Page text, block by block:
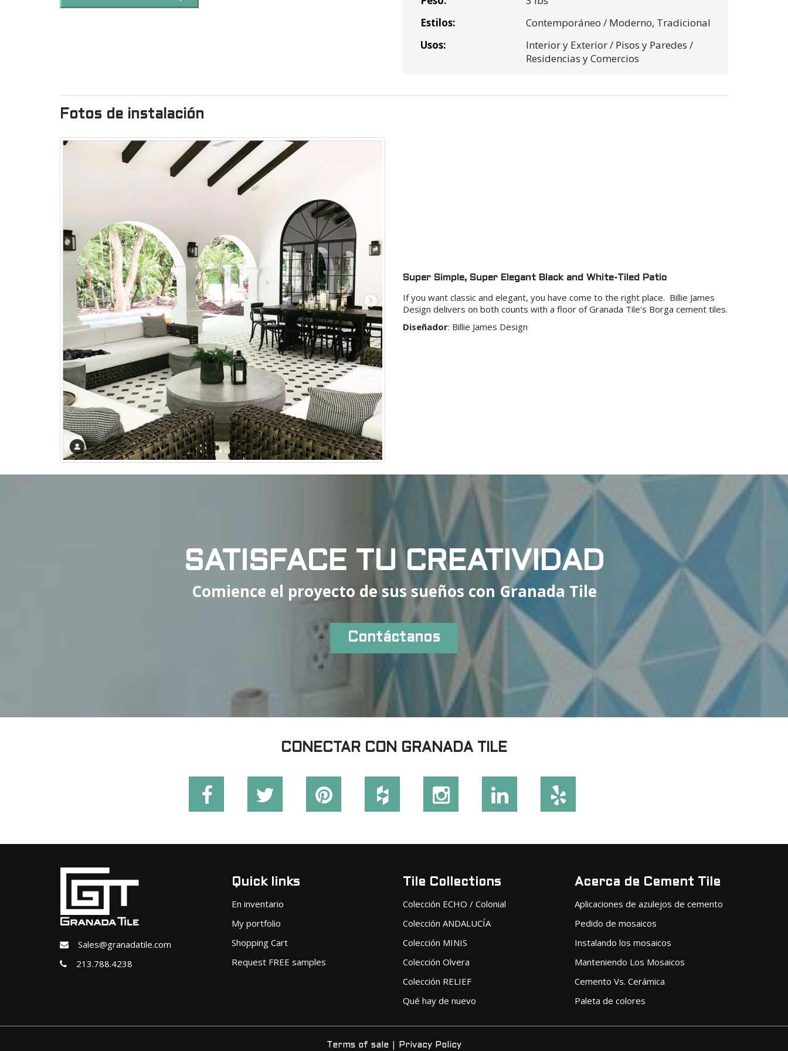
Costo Envio:
Estilos:
Contemporáneo / Moderno, Tradicional
Usos:
Interior y Exterior / Pisos y Paredes /
Residencias y Comercios
Fotos de instalación
Super Simple, Super Elegant Black and White-Tiled Patio
If you want classic and elegant, you have come to the right place. Billie James
Design delivers on both counts with a floor of Granada Tile's Borga cement tiles.
Diseñador: Billie James Design
SATISFACE TU CREATIVIDAD
Comience el proyecto de sus sueños con Granada Tile
Contáctanos
CONECTAR CON GRANADA TILE
Sales@granadatile.com
213.788.4238
Quick links
En inventario
My portfolio
Shopping Cart
Request FREE samples
Tile Collections
Colección ECHO / Colonial
Colección ANDALUCÍA
Colección MINIS
Colección Olvera
Colección RELIEF
Qué hay de nuevo
Acerca de Cement Tile
Aplicaciones de azulejos de cemento
Pedido de mosaicos
Instalando los mosaicos
Manteniendo Los Mosaicos
Cemento Vs. Cerámica
Paleta de colores
Terms of sale | Privacy Policy